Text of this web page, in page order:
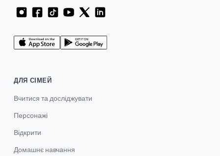
ДЛЯ СІМЕЙ
Вчитися та досліджувати
Персонажі
Відкрити
Домашнє навчання